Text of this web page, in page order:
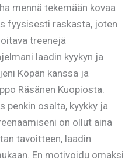
mennä tekemään kovaa
fyysisesti raskasta, joten
treenejä
laadin kyykyn ja
Köpän kanssa ja
Räsänen Kuopiosta.
penkin osalta, kyykky ja
on ollut aina
tavoitteen, laadin
En motivoidu omaksi